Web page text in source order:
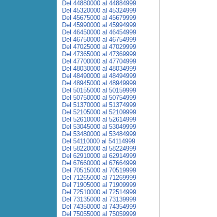
Del 44880000 al 44884999
Del 45320000 al 45324999
Del 45675000 al 45679999
Del 45990000 al 45994999
Del 46450000 al 46454999
Del 46750000 al 46754999
Del 47025000 al 47029999
Del 47365000 al 47369999
Del 47700000 al 47704999
Del 48030000 al 48034999
Del 48490000 al 48494999
Del 48945000 al 48949999
Del 50155000 al 50159999
Del 50750000 al 50754999
Del 51370000 al 51374999
Del 52105000 al 52109999
Del 52610000 al 52614999
Del 53045000 al 53049999
Del 53480000 al 53484999
Del 54110000 al 54114999
Del 58220000 al 58224999
Del 62910000 al 62914999
Del 67660000 al 67664999
Del 70515000 al 70519999
Del 71265000 al 71269999
Del 71905000 al 71909999
Del 72510000 al 72514999
Del 73135000 al 73139999
Del 74350000 al 74354999
Del 75055000 al 75059999